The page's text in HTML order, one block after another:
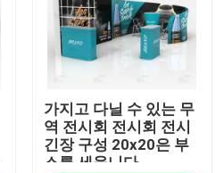
가지고 다닐 수 있는 무
역 전시회 전시회 전시
긴장 구성 20x20은 부
스를 세웁니다